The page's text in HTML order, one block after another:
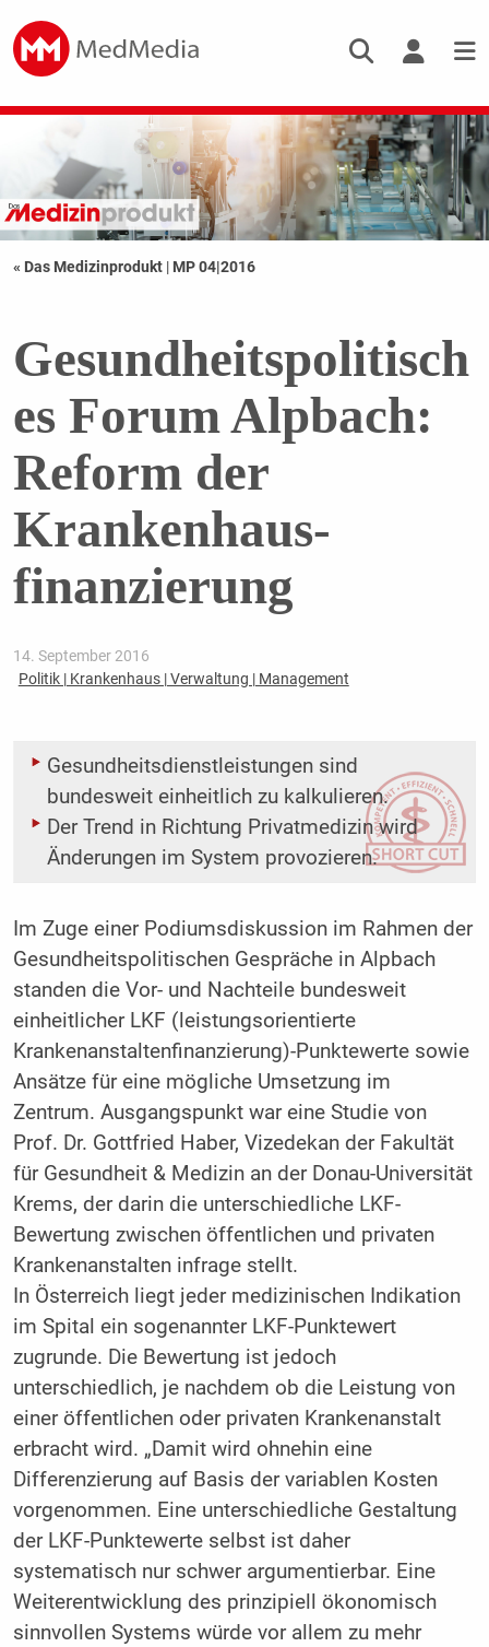
« Das Medizinprodukt | MP 04|2016
Gesundheitspolitisch
es Forum Alpbach:
Reform der
Krankenhaus­
finanzierung
14. September 2016
Politik | Krankenhaus | Verwaltung | Management
Gesundheitsdienstleistungen sind
bundesweit einheitlich zu kalkulieren.
Der Trend in Richtung Privatmedizin wird
Änderungen im System provozieren.
Im Zuge einer Podiumsdiskussion im Rahmen der
Gesundheitspolitischen Gespräche in Alpbach
standen die Vor- und Nachteile bundesweit
einheitlicher LKF (leistungsorientierte
Krankenanstaltenfinanzierung)-Punktewerte sowie
Ansätze für eine mögliche Umsetzung im
Zentrum. Ausgangspunkt war eine Studie von
Prof. Dr. Gottfried Haber, Vizedekan der Fakultät
für Gesundheit & Medizin an der Donau-Universität
Krems, der darin die unterschiedliche LKF-
Bewertung zwischen öffentlichen und privaten
Krankenanstalten infrage stellt.
In Österreich liegt jeder medizinischen Indikation
im Spital ein sogenannter LKF-Punktewert
zugrunde. Die Bewertung ist jedoch
unterschiedlich, je nachdem ob die Leistung von
einer öffentlichen oder privaten Krankenanstalt
erbracht wird. „Damit wird ohnehin eine
Differenzierung auf Basis der variablen Kosten
vorgenommen. Eine unterschiedliche Gestaltung
der LKF-Punktewerte selbst ist daher
systematisch nur schwer argumentierbar. Eine
Weiterentwicklung des prinzipiell ökonomisch
sinnvollen Systems würde vor allem zu mehr